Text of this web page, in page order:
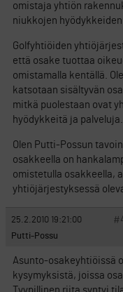
omistaja yhtiön
niukkojen
Golfyhtiöiden
että osake tuottaa
omistamalla kentällä.
katsotaan sisältyvän
mitkä puolestaan ovat
hyödykkeitä ja palveluja.
Olen Putti-Possun
osakkeella on
omistetulla osakkeella,
yhtiöjärjestyksessä
25.2.2010 19:21:00
Putti-Possu
Asunto-osakeyhtiöissä
kysymyksistä, joissa